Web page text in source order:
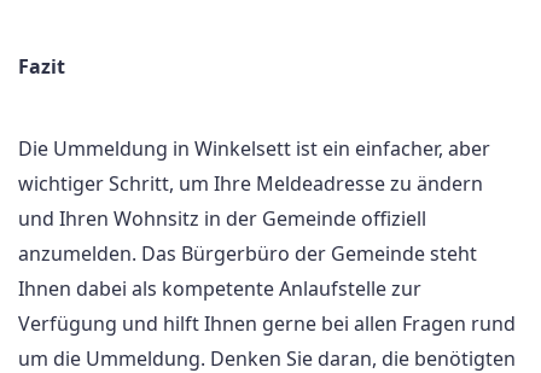
Fazit
Die Ummeldung in Winkelsett ist ein einfacher, aber
wichtiger Schritt, um Ihre Meldeadresse zu ändern
und Ihren Wohnsitz in der Gemeinde offiziell
anzumelden. Das Bürgerbüro der Gemeinde steht
Ihnen dabei als kompetente Anlaufstelle zur
Verfügung und hilft Ihnen gerne bei allen Fragen rund
um die Ummeldung. Denken Sie daran, die benötigten